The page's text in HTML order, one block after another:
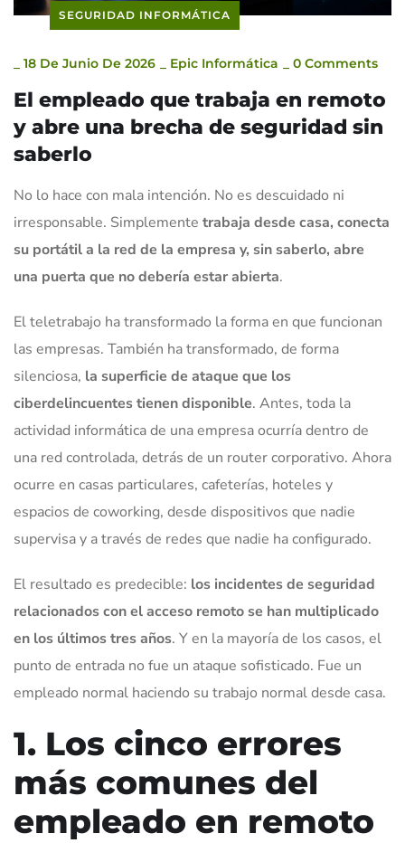
SEGURIDAD INFORMÁTICA
18 De Junio De 2026 Epic Informática 0 Comments
El empleado que trabaja en remoto
y abre una brecha de seguridad sin
saberlo
No lo hace con mala intención. No es descuidado ni
irresponsable. Simplemente trabaja desde casa, conecta
su portátil a la red de la empresa y, sin saberlo, abre
una puerta que no debería estar abierta.
El teletrabajo ha transformado la forma en que funcionan
las empresas. También ha transformado, de forma
silenciosa, la superficie de ataque que los
ciberdelincuentes tienen disponible. Antes, toda la
actividad informática de una empresa ocurría dentro de
una red controlada, detrás de un router corporativo. Ahora
ocurre en casas particulares, cafeterías, hoteles y
espacios de coworking, desde dispositivos que nadie
supervisa y a través de redes que nadie ha configurado.
El resultado es predecible: los incidentes de seguridad
relacionados con el acceso remoto se han multiplicado
en los últimos tres años. Y en la mayoría de los casos, el
punto de entrada no fue un ataque sofisticado. Fue un
empleado normal haciendo su trabajo normal desde casa.
1. Los cinco errores
más comunes del
empleado en remoto